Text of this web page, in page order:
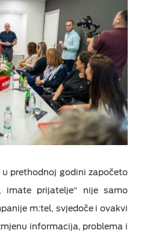
prethodnoj godini započeto
imate prijatelje“ nije samo
m:tel, svjedoče i ovakvi
informacija, problema i